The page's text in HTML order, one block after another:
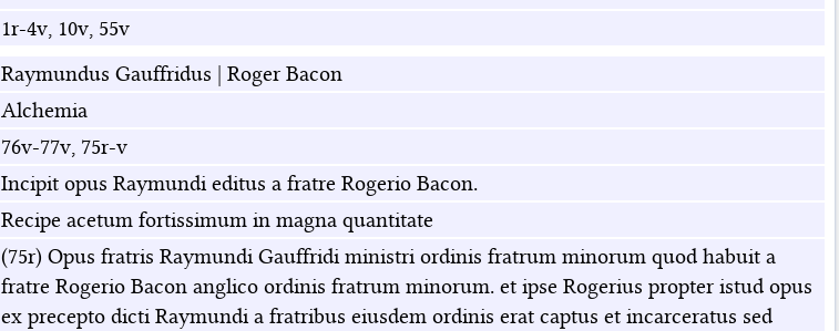
1r-4v, 10v, 55v
Raymundus Gauffridus | Roger Bacon
Alchemia
76v-77v, 75r-v
Incipit opus Raymundi editus a fratre Rogerio Bacon.
Recipe acetum fortissimum in magna quantitate
(75r) Opus fratris Raymundi Gauffridi ministri ordinis fratrum minorum quod habuit a
fratre Rogerio Bacon anglico ordinis fratrum minorum. et ipse Rogerius propter istud opus
ex precepto dicti Raymundi a fratribus eiusdem ordinis erat captus et incarceratus sed